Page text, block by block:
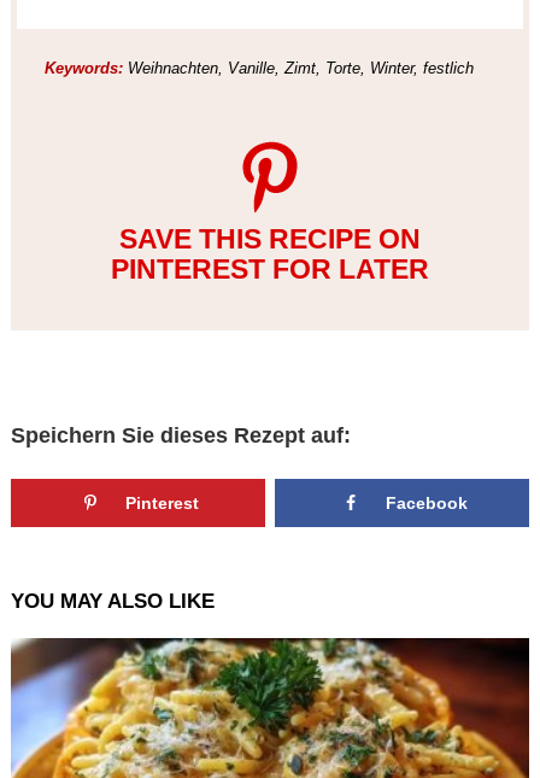
Keywords:Weihnachten, Vanille, Zimt, Torte, Winter, festlich
SAVE THIS RECIPE ON
PINTEREST FOR LATER
Speichern Sie dieses Rezept auf:
Pinterest Facebook
YOU MAY ALSO LIKE